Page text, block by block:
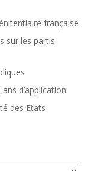
française
sur les partis
d’application
des Etats